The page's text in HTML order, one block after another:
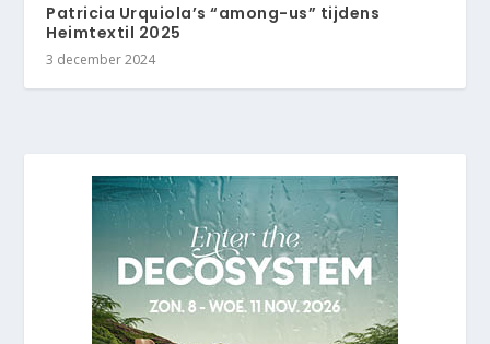
Patricia Urquiola’s “among-us” tijdens
Heimtextil 2025
3 december 2024